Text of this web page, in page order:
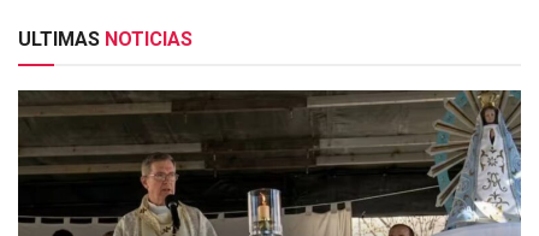
ULTIMAS NOTICIAS